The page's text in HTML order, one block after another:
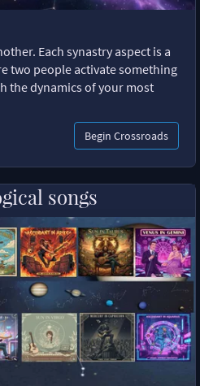
Each synastry aspect is a
two people activate something
the dynamics of your most
Begin Crossroads
songs